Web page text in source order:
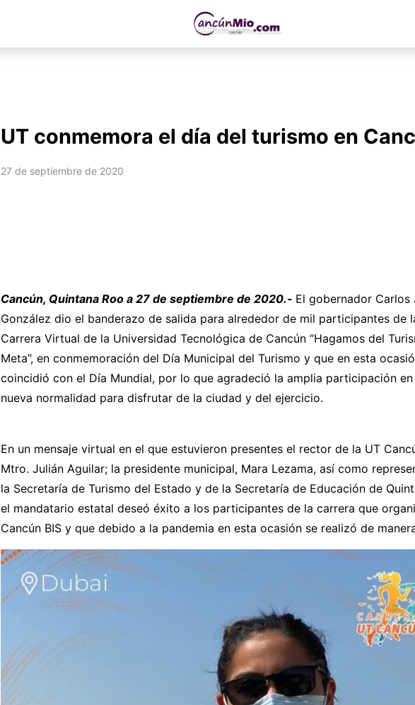
UT conmemora el día del turismo en
27 de septiembre de 2020
Cancún, Quintana Roo a 27 de septiembre de 2020.- El gobernador Carlos
González dio el banderazo de salida para alrededor de mil participantes de
Carrera Virtual de la Universidad Tecnológica de Cancún “Hagamos del
Meta”, en conmemoración del Día Municipal del Turismo y que en esta
coincidió con el Día Mundial, por lo que agradeció la amplia participación en
nueva normalidad para disfrutar de la ciudad y del ejercicio.
En un mensaje virtual en el que estuvieron presentes el rector de la UT
Mtro. Julián Aguilar; la presidente municipal, Mara Lezama, así como
la Secretaría de Turismo del Estado y de la Secretaría de Educación de
el mandatario estatal deseó éxito a los participantes de la carrera que
Cancún BIS y que debido a la pandemia en esta ocasión se realizó de